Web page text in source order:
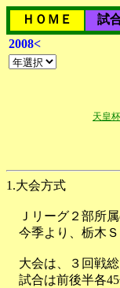
ＨＯＭＥ 試
2008<
天皇杯
1.大会方式
Ｊリーグ２部所属
今季より、栃木Ｓ
大会は、３回戦総
試合は前後半各45